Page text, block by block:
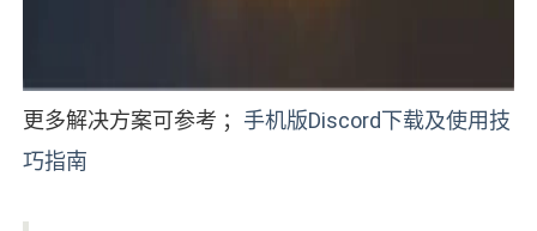
更多解决方案可参考 ； 手机版Discord下载及使用技
巧指南